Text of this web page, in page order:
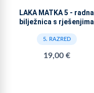
LAKA MATKA 5 - radna
bilježnica s rješenjima
5. RAZRED
19,00 €